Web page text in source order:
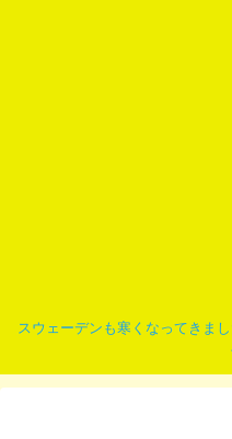
スウェーデンも寒くなってきま